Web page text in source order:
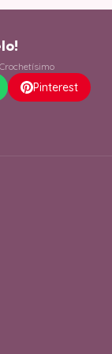
Pinterest